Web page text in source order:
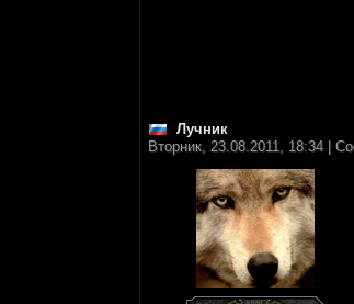
Лучник
Вторник, 23.08.2011, 18:34 |